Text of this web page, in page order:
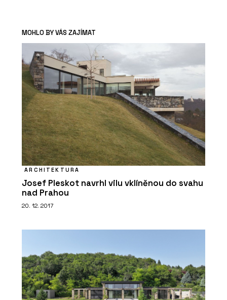
MOHLO BY VÁS ZAJÍMAT
ARCHITEKTURA
Josef Pleskot navrhl vilu vklíněnou do svahu
nad Prahou
20. 12. 2017